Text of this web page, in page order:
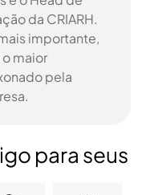
da CRIARH.
importante,
maior
pela
para seus